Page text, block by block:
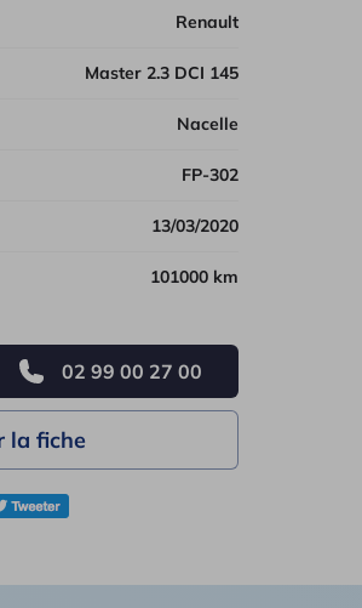
Renault
Master 2.3 DCI 145
Nacelle
FP-302
13/03/2020
101000 km
02 99 00 27 00
la fiche